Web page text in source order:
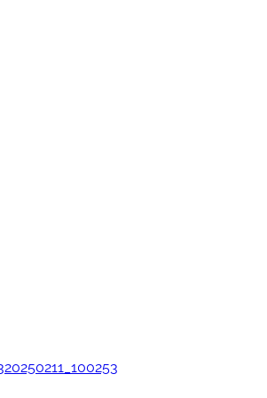
20250211_100253